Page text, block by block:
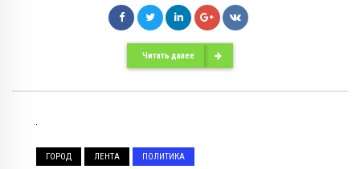
Читать далее
ГОРОД ЛЕНТА ПОЛИТИКА